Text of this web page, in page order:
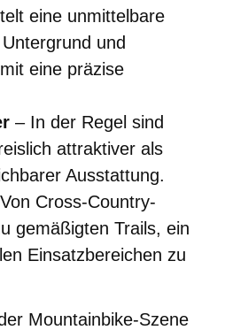
eine unmittelbare
und
eine präzise
– In der Regel sind
attraktiver als
Ausstattung.
Cross-Country-
gemäßigten Trails, ein
Einsatzbereichen zu
Mountainbike-Szene